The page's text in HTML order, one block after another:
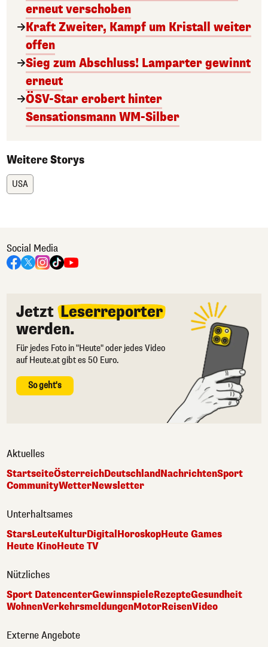
erneut verschoben
Kraft Zweiter, Kampf um Kristall weiter
offen
Sieg zum Abschluss! Lamparter gewinnt
erneut
ÖSV-Star erobert hinter
Sensationsmann WM-Silber
Weitere Storys
USA
Social Media
Jetzt Leserreporter
werden.
Für jedes Foto in "Heute" oder jedes Video
auf Heute.at gibt es 50 Euro.
So geht's
Aktuelles
StartseiteÖsterreichDeutschlandNachrichtenSport
CommunityWetterNewsletter
Unterhaltsames
StarsLeuteKulturDigital HoroskopHeute Games
Heute KinoHeute TV
Nützliches
Sport DatencenterGewinnspieleRezepteGesundheit
WohnenVerkehrsmeldungenMotorReisenVideo
Externe Angebote